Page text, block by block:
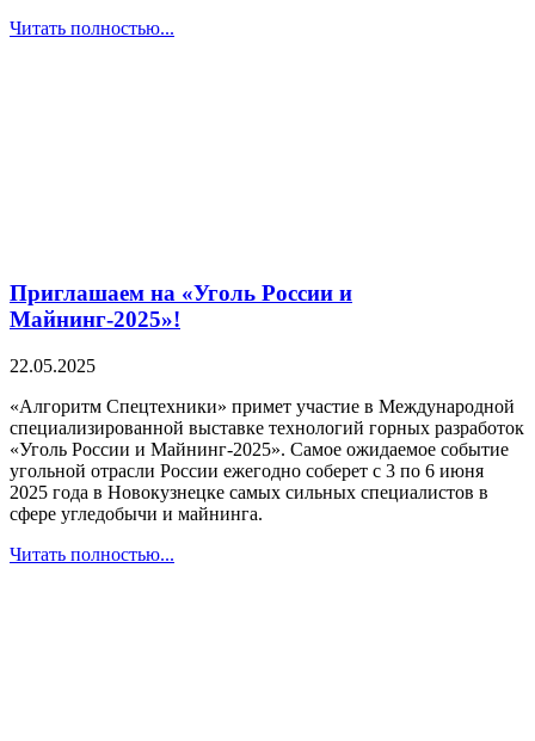
Читать полностью...
Приглашаем на «Уголь России и
Майнинг-2025»!
22.05.2025
«Алгоритм Спецтехники» примет участие в Международной
специализированной выставке технологий горных разработок
«Уголь России и Майнинг-2025». Самое ожидаемое событие
угольной отрасли России ежегодно соберет с 3 по 6 июня
2025 года в Новокузнецке самых сильных специалистов в
сфере угледобычи и майнинга.
Читать полностью...